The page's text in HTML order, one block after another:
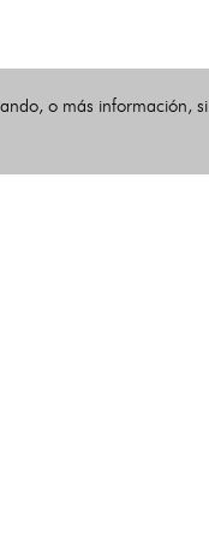
o más información,